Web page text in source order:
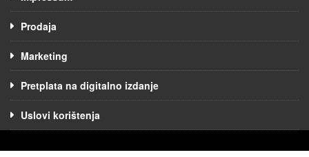
Prodaja
Marketing
Pretplata na digitalno izdanje
Uslovi korištenja